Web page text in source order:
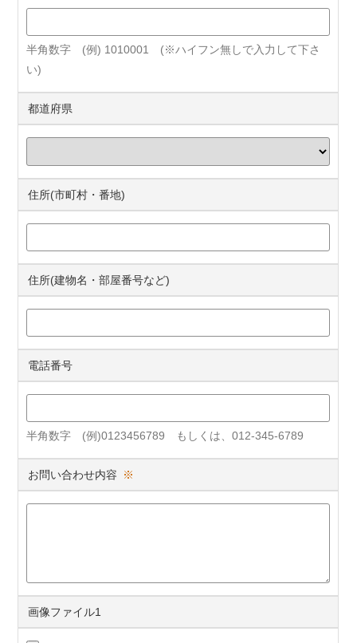
半角数字 (例) 1010001 (※ハイフン無しで入力して下さ
い)
都道府県
住所(市町村・番地)
住所(建物名・部屋番号など)
電話番号
半角数字 (例)0123456789 もしくは、012-345-6789
お問い合わせ内容 ※
画像ファイル1